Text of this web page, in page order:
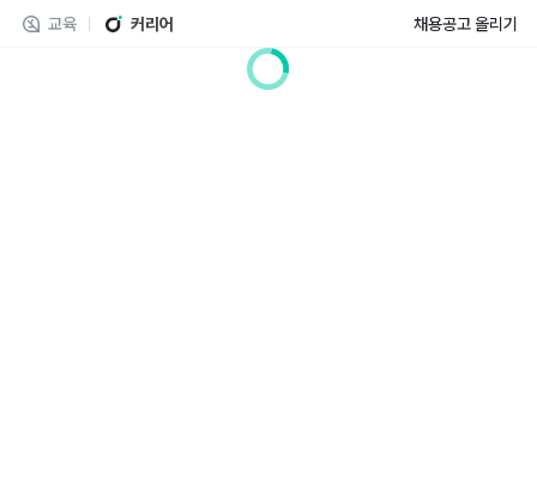
교육 커리어 채용공고 올리기